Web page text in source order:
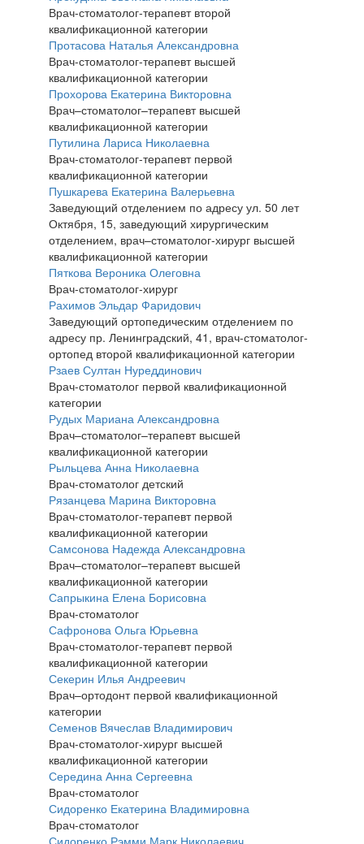
Врач-стоматолог-терапевт второй
квалификационной категории
Протасова Наталья Александровна
Врач-стоматолог-терапевт высшей
квалификационной категории
Прохорова Екатерина Викторовна
Врач–стоматолог–терапевт высшей
квалификационной категории
Путилина Лариса Николаевна
Врач-стоматолог-терапевт первой
квалификационной категории
Пушкарева Екатерина Валерьевна
Заведующий отделением по адресу ул. 50 лет
Октября, 15, заведующий хирургическим
отделением, врач–стоматолог-хирург высшей
квалификационной категории
Пяткова Вероника Олеговна
Врач-стоматолог-хирург
Рахимов Эльдар Фаридович
Заведующий ортопедическим отделением по
адресу пр. Ленинградский, 41, врач-стоматолог-
ортопед второй квалификационной категории
Рзаев Султан Нуреддинович
Врач-стоматолог первой квалификационной
категории
Рудых Мариана Александровна
Врач–стоматолог–терапевт высшей
квалификационной категории
Рыльцева Анна Николаевна
Врач-стоматолог детский
Рязанцева Марина Викторовна
Врач-стоматолог-терапевт первой
квалификационной категории
Самсонова Надежда Александровна
Врач–стоматолог–терапевт высшей
квалификационной категории
Сапрыкина Елена Борисовна
Врач-стоматолог
Сафронова Ольга Юрьевна
Врач-стоматолог-терапевт первой
квалификационной категории
Секерин Илья Андреевич
Врач–ортодонт первой квалификационной
категории
Семенов Вячеслав Владимирович
Врач-стоматолог-хирург высшей
квалификационной категории
Середина Анна Сергеевна
Врач-стоматолог
Сидоренко Екатерина Владимировна
Врач-стоматолог
Сидоренко Рэмми Марк Николаевич